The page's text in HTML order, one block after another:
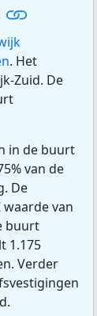
. Het
Zuid. De
in de buurt
van de
De
waarde van
buurt
1.175
Verder